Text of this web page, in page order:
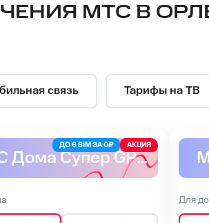
МТС В
связь Тарифы на ТВ
МТС Дома Супер GPON
ДО 6 SIM ЗА 0₽ АКЦИЯ
Для